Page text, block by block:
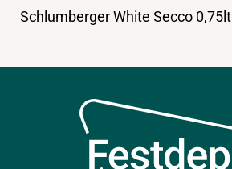
Schlumberger White Secco 0,75lt